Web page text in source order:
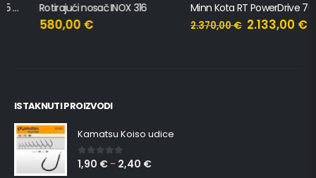
Rotirajući nosač INOX 316
580,00€
Minn Kota RT PowerDrive 70 MR (65”/165 cm)
2.370,00€ 2.133,00€
ISTAKNUTI PROIZVODI
Kamatsu Koiso udice
0 out of 5
1,90 € – 2,40 €